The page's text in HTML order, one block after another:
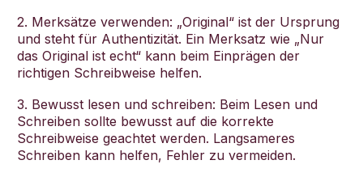
2. Merksätze verwenden: „Original“ ist der Ursprung
und steht für Authentizität. Ein Merksatz wie „Nur
das Original ist echt“ kann beim Einprägen der
richtigen Schreibweise helfen.
3. Bewusst lesen und schreiben: Beim Lesen und
Schreiben sollte bewusst auf die korrekte
Schreibweise geachtet werden. Langsameres
Schreiben kann helfen, Fehler zu vermeiden.